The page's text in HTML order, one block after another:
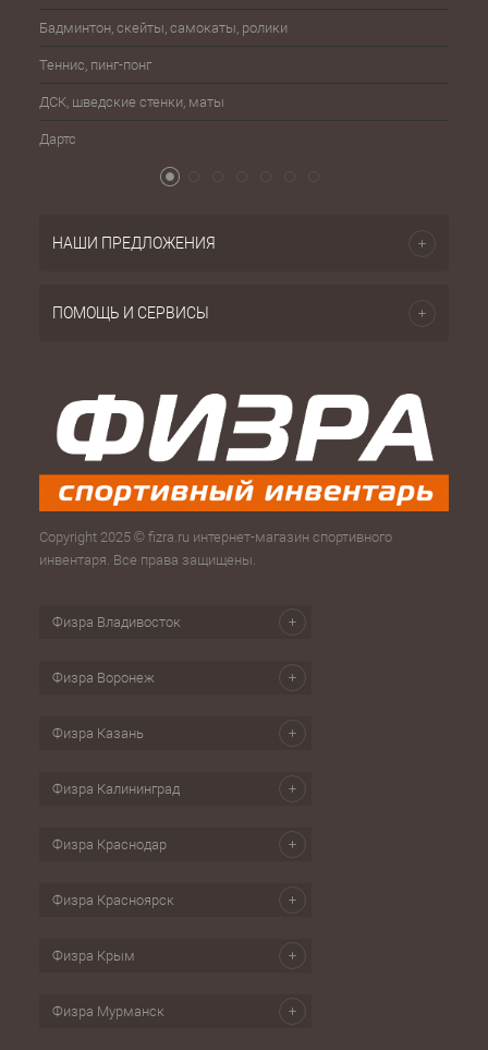
Бадминтон, скейты, самокаты, ролики
Теннис, пинг-понг
ДСК, шведские стенки, маты
Дартс
НАШИ ПРЕДЛОЖЕНИЯ
ПОМОЩЬ И СЕРВИСЫ
Copyright 2025 © fizra.ru интернет-магазин спортивного
инвентаря. Все права защищены.
Физра Владивосток
Физра Воронеж
Физра Казань
Физра Калининград
Физра Краснодар
Физра Красноярск
Физра Крым
Физра Мурманск